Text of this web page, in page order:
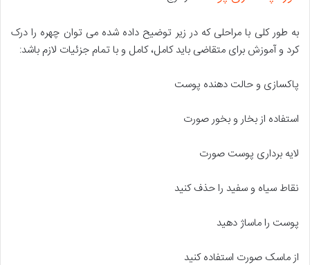
به طور کلی با مراحلی که در زیر توضیح داده شده می توان چهره را درک
کرد و آموزش برای متقاضی باید کامل، کامل و با تمام جزئیات لازم باشد:
پاکسازی و حالت دهنده پوست
استفاده از بخار و بخور صورت
لایه برداری پوست صورت
نقاط سیاه و سفید را حذف کنید
پوست را ماساژ دهید
از ماسک صورت استفاده کنید